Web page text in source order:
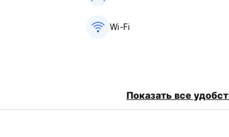
Wi-Fi
Показать все